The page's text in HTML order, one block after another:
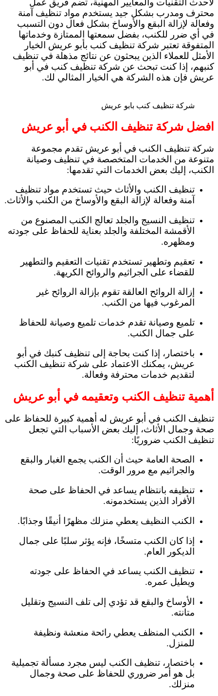
لأحدث التقنيات والمعايير المهنية، تضم فريق عمل
محترف ومدرب بشكل جيد يستخدم مواد تنظيف آمنة
وفعالة لإزالة البقع والأوساخ بشكل فعال دون التسبب
في أي ضرر للكنب، بفضل سمعتها الممتازة وخدماتها
المتفوقة تعتبر شركة تنظيف كنب بأبو عريش الخيار
الأمثل للعملاء الذين يبحثون عن نتائج مذهلة في تنظيف
كنبهم، إذا كنت تبحث عن شركة تنظيف كنب في أبو
عريش فإن هذه الشركة هي الخيار المثالي لك.
شركة تنظيف كنب بابو عريش
افضل شركة تنظيف الكنب في أبو عريش
شركة تنظيف الكنب في أبو عريش تقدم مجموعة
متنوعة من الخدمات المتخصصة في تنظيف وصيانة
الكنب، إليك بعض الخدمات التي تقدمها:
تنظيف الكنب والأثاث حيث تستخدم مواد تنظيف
آمنة وفعالة لإزالة البقع والأوساخ من الكنب والأثاث.
تنظيف النسيج والجلد تعالج الكنب المصنوع من
الأقمشة المختلفة والجلد بعناية للحفاظ على جودته
ومظهره.
تعقيم وتطهير تستخدم تقنيات التعقيم والتطهير
للقضاء على الجراثيم والروائح الكريهة.
إزالة الروائح العالقة تقوم بإزالة الروائح غير
المرغوب فيها من الكنب.
تلميع وصيانة تقدم خدمات تلميع وصيانة للحفاظ
على جمال الكنب.
باختصار، إذا كنت بحاجة إلى تنظيف كنبك في أبو
عريش، يمكنك الاعتماد على شركة تنظيف الكنب
لتقديم خدمات محترفة وفعالة.
أهمية تنظيف الكنب وتعقيمه في أبو عريش
تنظيف الكنب في أبو عريش له أهمية كبيرة للحفاظ على
صحة وجمال الأثاث، إليك بعض الأسباب التي تجعل
تنظيف الكنب ضروريًا:
الصحة العامة حيث أن الكنب يجمع الغبار والبقع
والجراثيم مع مرور الوقت.
تنظيفه بانتظام يساعد في الحفاظ على صحة
الأفراد الذين يستخدمونه.
الكنب النظيف يعطي منزلك مظهرًا أنيقًا وجذابًا.
إذا كان الكنب متسخًا، فإنه يؤثر سلبًا على جمال
الديكور العام.
تنظيف الكنب يساعد في الحفاظ على جودته
ويطيل عمره.
الأوساخ والبقع قد تؤدي إلى تلف النسيج وتقليل
متانته.
الكنب المنظف يعطي رائحة منعشة ونظيفة
للمنزل.
باختصار، تنظيف الكنب ليس مجرد مسألة تجميلية
بل هو أمر ضروري للحفاظ على صحة وجمال
منزلك.